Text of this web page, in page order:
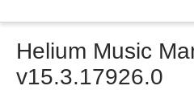
Helium Music
v15.3.17926.0